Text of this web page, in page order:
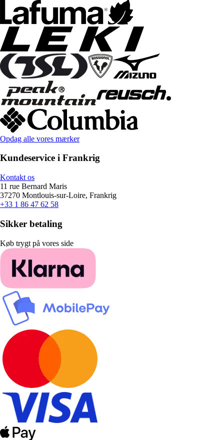
Opdag alle vores mærker
Kundeservice i Frankrig
Kontakt os
11 rue Bernard Maris
37270 Montlouis-sur-Loire, Frankrig
+33 1 86 47 62 58
Sikker betaling
Køb trygt på vores side